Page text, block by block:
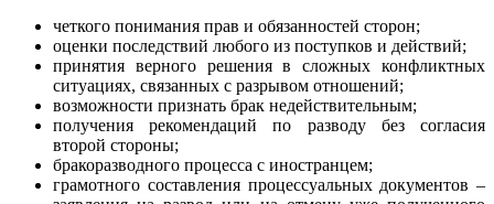
четкого понимания прав и обязанностей сторон;
оценки последствий любого из поступков и действий;
принятия верного решения в сложных конфликтных
ситуациях, связанных с разрывом отношений;
возможности признать брак недействительным;
получения рекомендаций по разводу без согласия
второй стороны;
бракоразводного процесса с иностранцем;
грамотного составления процессуальных документов –